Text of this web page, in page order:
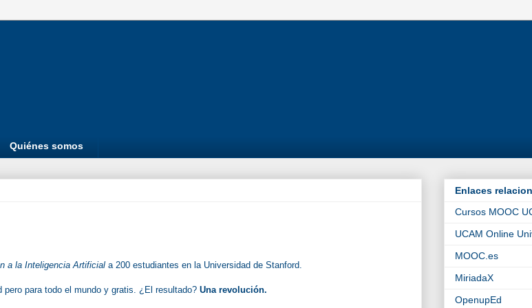
Quiénes somos
a la Inteligencia Artificial a 200 estudiantes en la Universidad de Stanford.
para todo el mundo y gratis. ¿El resultado? Una revolución.
Enlaces
Cursos MOOC
UCAM Online
MOOC.es
MiriadaX
OpenupEd